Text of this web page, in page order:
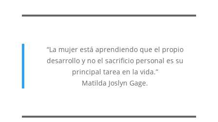
“La mujer está aprendiendo que el propio
desarrollo y no el sacrificio personal es su
principal tarea en la vida.”
Matilda Joslyn Gage.